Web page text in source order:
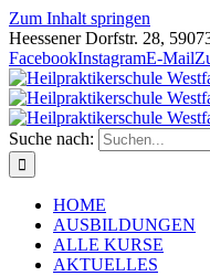
Zum Inhalt springen
Heessener Dorfstr. 28,
FacebookInstagramE-Mail
Suche nach:
HOME
AUSBILDUNGEN
ALLE KURSE
AKTUELLES